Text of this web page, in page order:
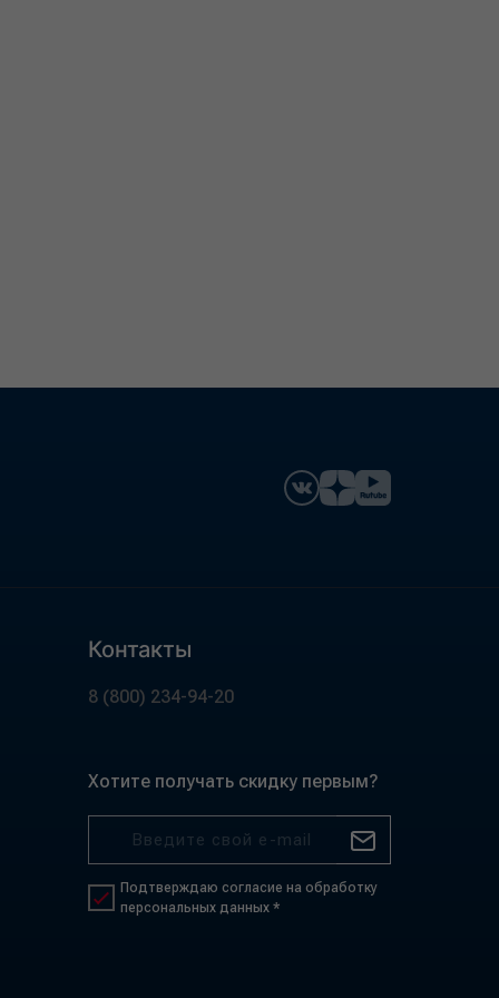
Контакты
8 (800) 234-94-20
Хотите получать скидку первым?
Подтверждаю согласие на обработку
персональных данных *